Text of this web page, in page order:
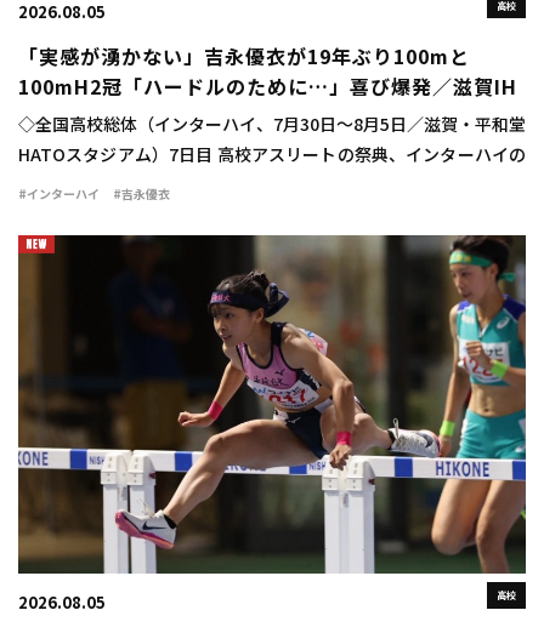
高校
2026.08.05
「実感が湧かない」吉永優衣が19年ぶり100mと
100mH2冠「ハードルのために…」喜び爆発／滋賀IH
◇全国高校総体（インターハイ、7月30日～8月5日／滋賀・平和堂
HATOスタジアム）7日目 高校アスリートの祭典、インターハイの
最終日に女子100mハードル決勝が行われ、吉永優衣（長崎日大
#インターハイ #吉永優衣
高校
2026.08.05